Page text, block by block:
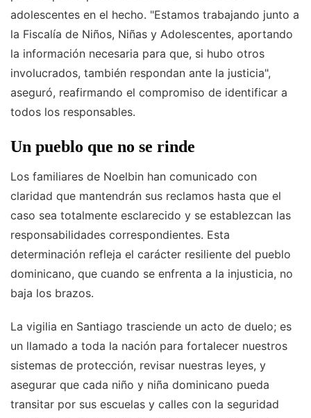
adolescentes en el hecho. "Estamos trabajando junto a
la Fiscalía de Niños, Niñas y Adolescentes, aportando
la información necesaria para que, si hubo otros
involucrados, también respondan ante la justicia",
aseguró, reafirmando el compromiso de identificar a
todos los responsables.
Un pueblo que no se rinde
Los familiares de Noelbin han comunicado con
claridad que mantendrán sus reclamos hasta que el
caso sea totalmente esclarecido y se establezcan las
responsabilidades correspondientes. Esta
determinación refleja el carácter resiliente del pueblo
dominicano, que cuando se enfrenta a la injusticia, no
baja los brazos.
La vigilia en Santiago trasciende un acto de duelo; es
un llamado a toda la nación para fortalecer nuestros
sistemas de protección, revisar nuestras leyes, y
asegurar que cada niño y niña dominicano pueda
transitar por sus escuelas y calles con la seguridad